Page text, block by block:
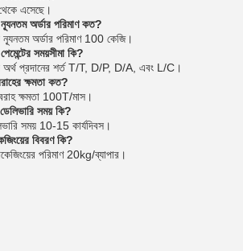
এসেছে।
অর্ডার পরিমাণ কত?
অর্ডার পরিমাণ 100 কেজি।
সময়সীমা কি?
প্রদানের শর্ত T/T, D/P, D/A, এবং L/C।
ক্ষমতা কত?
ক্ষমতা 100T/মাস।
সময় কি?
সময় 10-15 কার্যদিবস।
বিবরণ কি?
পরিমাণ 20kg/ব্যাপার।